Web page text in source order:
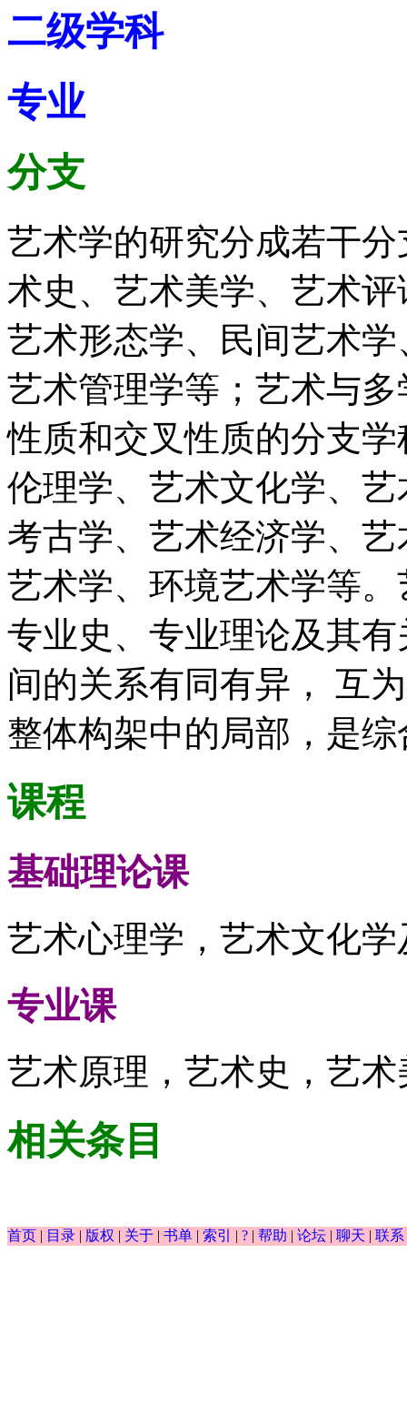
二级学科
专业
分支
艺术学的研究分成若干
术史、艺术美学、艺术
艺术形态学、民间艺术
艺术管理学等；艺术与
性质和交叉性质的分支
伦理学、艺术文化学、
考古学、艺术经济学、
艺术学、环境艺术学等
专业史、专业理论及其
间的关系有同有异， 互
整体构架中的局部，是
课程
基础理论课
艺术心理学，艺术文化
专业课
艺术原理，艺术史，艺术
相关条目
首页 | 目录 | 版权 | 关于 | 书单 | 索引 | ? | 帮助 | 论坛 | 聊天 | 联系